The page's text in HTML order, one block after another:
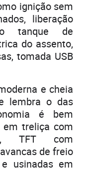
ignição sem
liberação
tanque de
do assento,
tomada USB
e cheia
lembra o das
é bem
em treliça com
TFT com
de freio
usinadas em